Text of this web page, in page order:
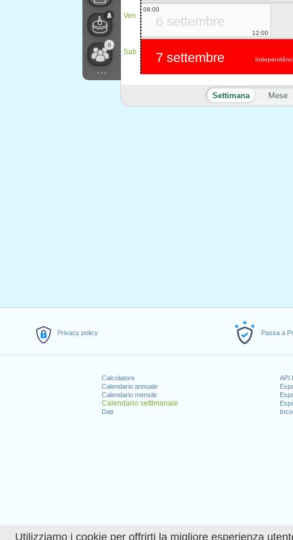
Utilizziamo i cookie per offrirti la migliore esperienza
Privacy policy Passa a
Calcolatore
Calendario annuale
Calendario mensile
Calendario settimanale
Dati
API
0
...
Settimana Mese
Ven
Sab
6 settembre
08:00
12:00
7 settembre